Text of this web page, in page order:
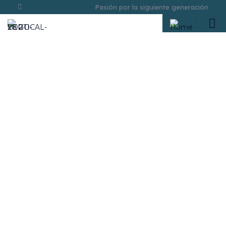
Pasión por la siguiente generación